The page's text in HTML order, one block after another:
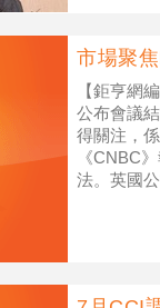
市場聚
【鉅亨網
公布會議
得關注，
《CNBC
法。英國